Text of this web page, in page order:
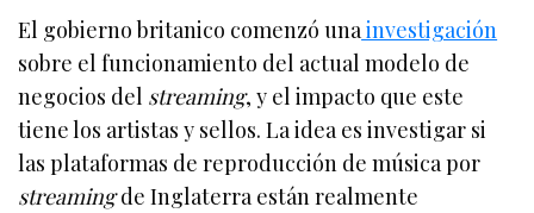
El gobierno britanico comenzó unainvestigación
sobre el funcionamiento del actual modelo de
negocios del streaming, y el impacto que este
tiene los artistas y sellos. La idea es investigar si
las plataformas de reproducción de música por
streamingde Inglaterra están realmente